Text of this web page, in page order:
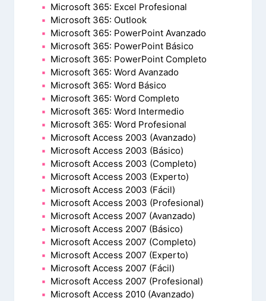
Microsoft 365: Excel Profesional
Microsoft 365: Outlook
Microsoft 365: PowerPoint Avanzado
Microsoft 365: PowerPoint Básico
Microsoft 365: PowerPoint Completo
Microsoft 365: Word Avanzado
Microsoft 365: Word Básico
Microsoft 365: Word Completo
Microsoft 365: Word Intermedio
Microsoft 365: Word Profesional
Microsoft Access 2003 (Avanzado)
Microsoft Access 2003 (Básico)
Microsoft Access 2003 (Completo)
Microsoft Access 2003 (Experto)
Microsoft Access 2003 (Fácil)
Microsoft Access 2003 (Profesional)
Microsoft Access 2007 (Avanzado)
Microsoft Access 2007 (Básico)
Microsoft Access 2007 (Completo)
Microsoft Access 2007 (Experto)
Microsoft Access 2007 (Fácil)
Microsoft Access 2007 (Profesional)
Microsoft Access 2010 (Avanzado)